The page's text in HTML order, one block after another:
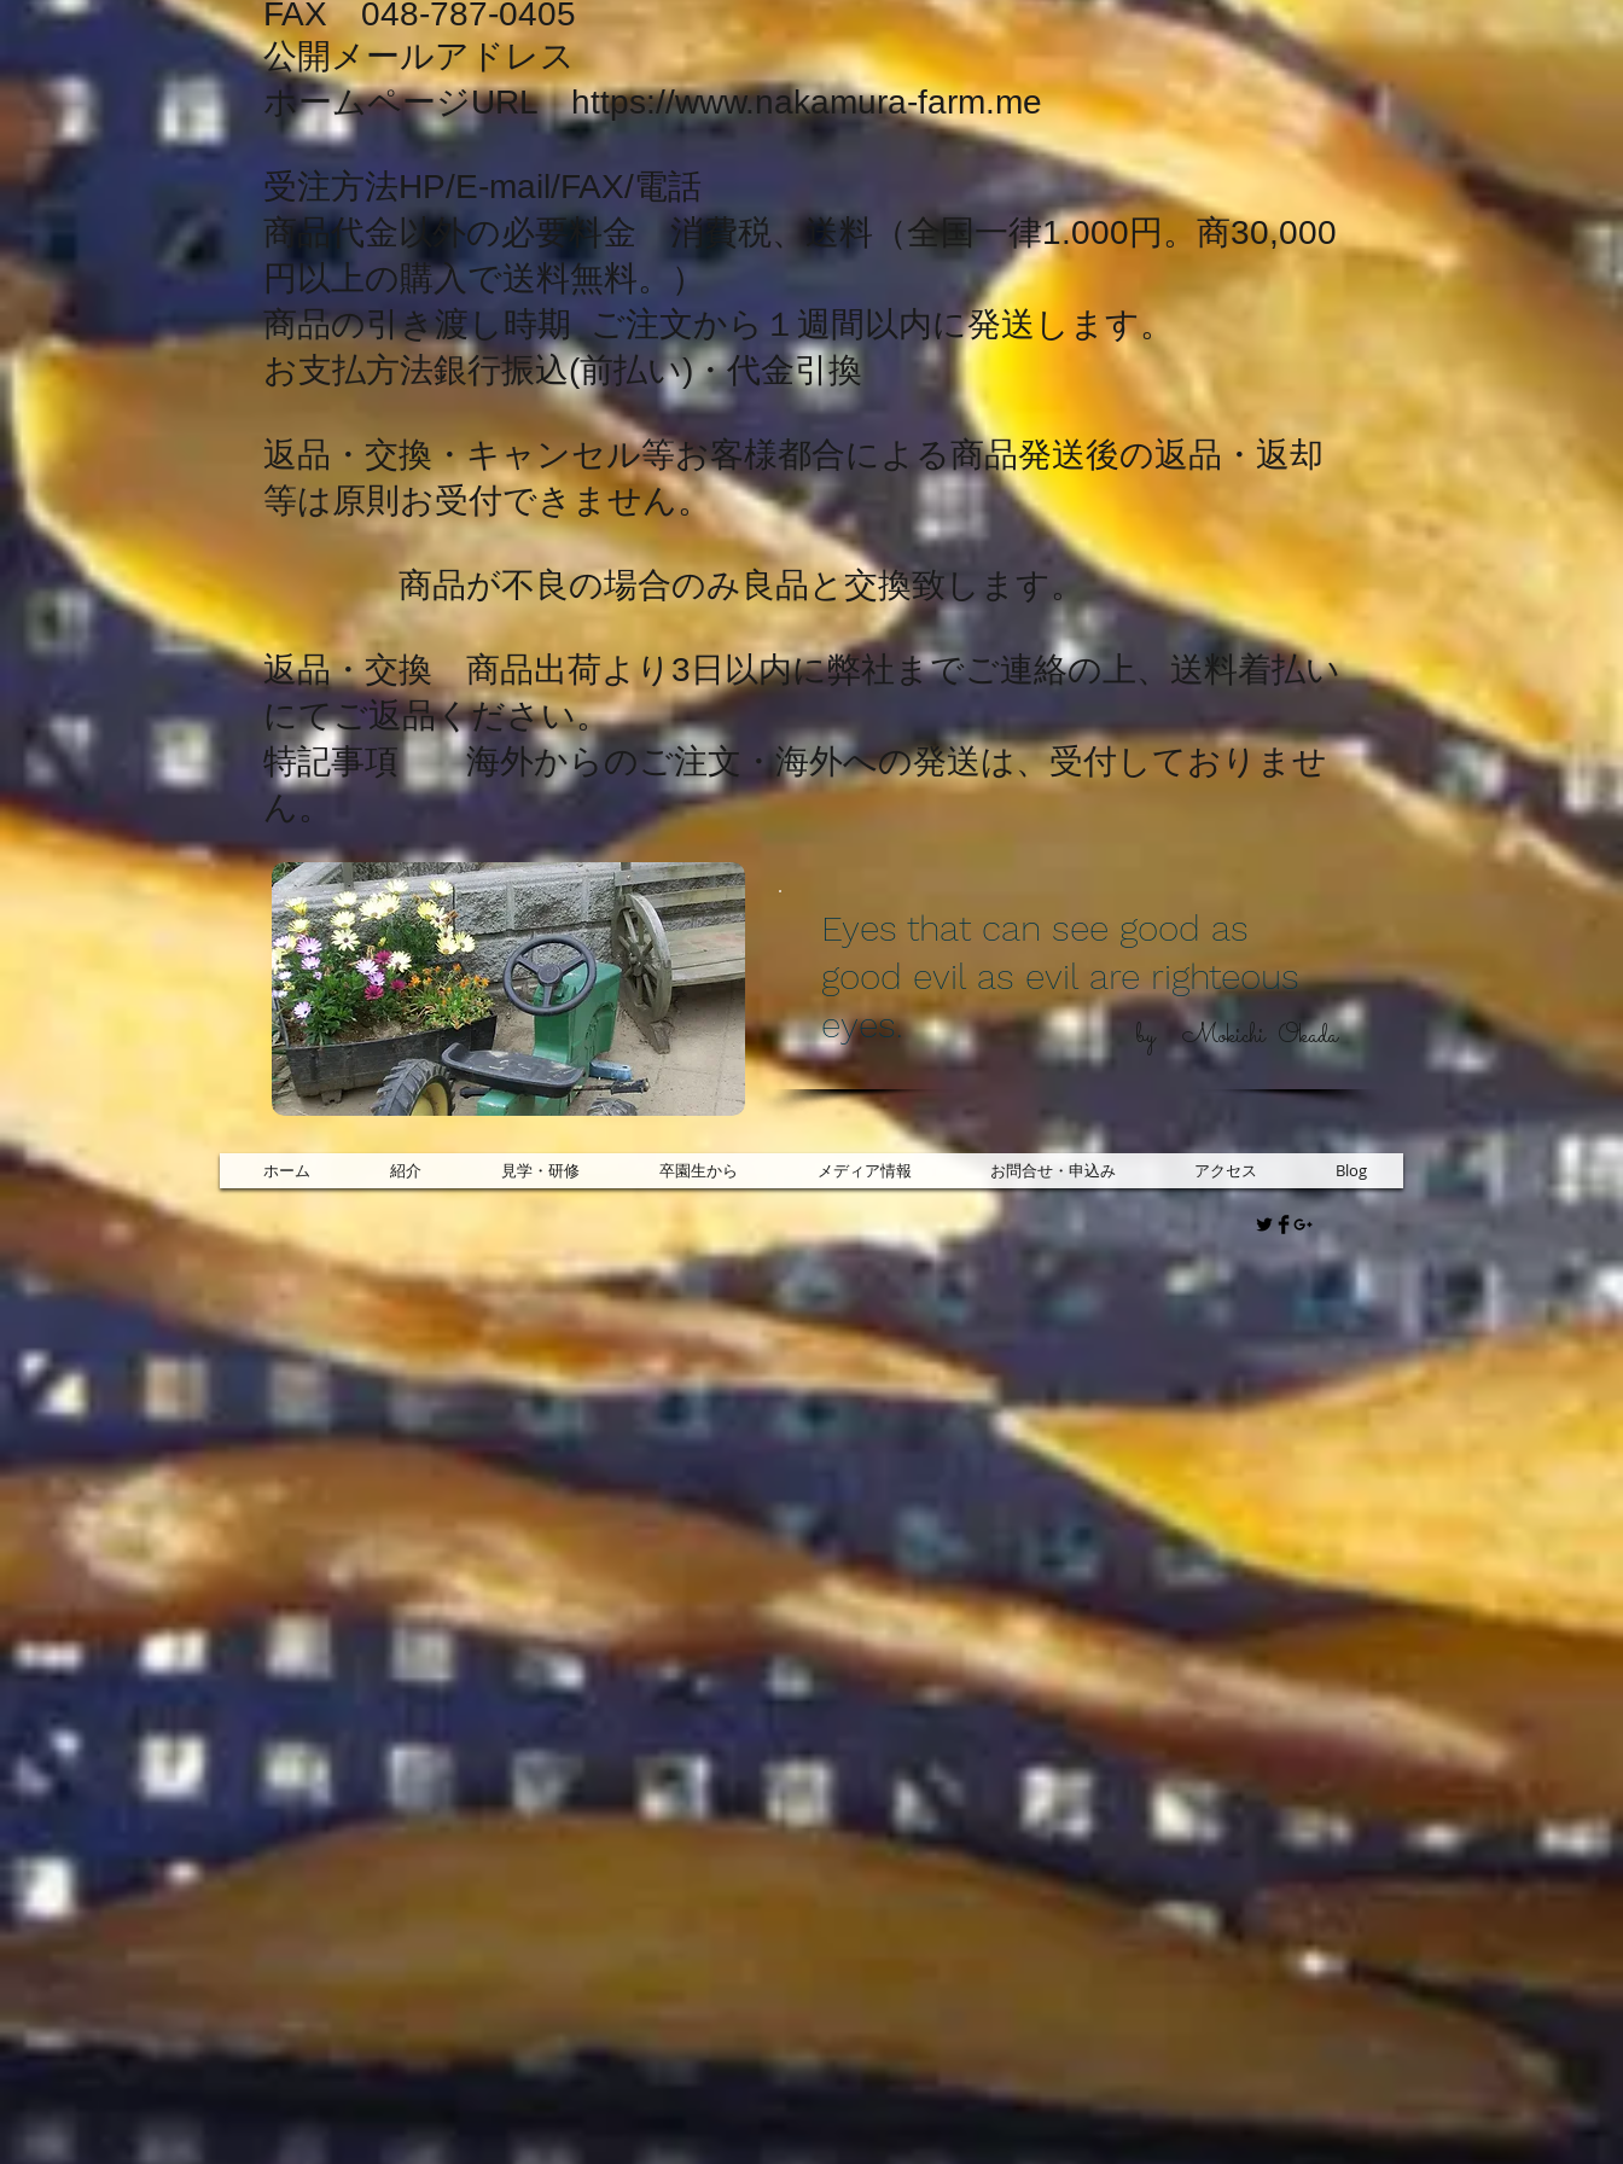
FAX 048-787-0405
公開メールアドレス
ホームページURLhttps://www.nakamura-farm.me
受注方法HP/E-mail/FAX/電話
商品代金以外の必要料金 消費税、送料（全国一律1.000円。商30,000
円以上の購入で送料無料。）
商品の引き渡し時期 ご注文から１週間以内に発送します。
お支払方法銀行振込(前払い)・代金引換
返品・交換・キャンセル等お客様都合による商品発送後の返品・返却
等は原則お受付できません。
商品が不良の場合のみ良品と交換致します。
返品・交換 商品出荷より3日以内に弊社までご連絡の上、送料着払い
にてご返品ください。
特記事項 海外からのご注文・海外への発送は、受付しておりませ
ん。
Eyes that can see good as
good evil as evil are righteous
eyes.
by Mokichi Okada
ホーム 紹介 見学・研修 卒園生から メディア情報 お問合せ・申込み アクセス Blog